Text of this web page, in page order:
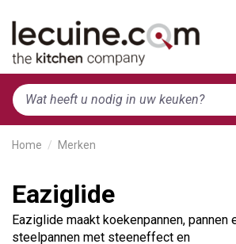
Home Merken
Eaziglide
Eaziglide maakt koekenpannen, pannen
steelpannen met steeneffect en